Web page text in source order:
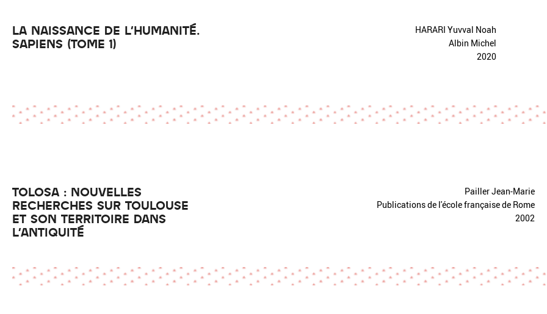
LA NAISSANCE DE L'HUMANITÉ.
SAPIENS (TOME 1)
HARARI Yuvval Noah
Albin Michel
2020
TOLOSA : NOUVELLES
RECHERCHES SUR TOULOUSE
ET SON TERRITOIRE DANS
L'ANTIQUITÉ
Pailler Jean-Marie
Publications de l'école française de Rome
2002